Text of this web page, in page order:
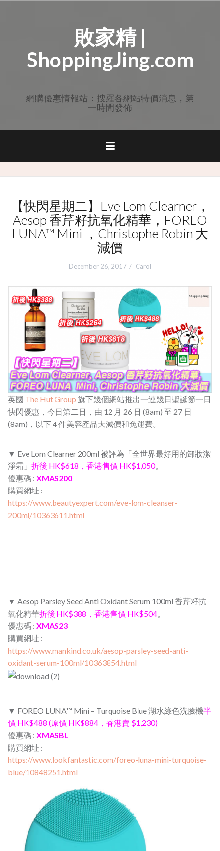
敗家精 |
ShoppingJing.com
網購優惠情報站：搜羅各網站特價消息，第
一時間發佈
【快閃星期二】Eve Lom Clearner，
Aesop 香芹籽抗氧化精華，FOREO
LUNA™ Mini ，Christophe Robin 大
減價
December 26, 2017 Carol
英國 The Hut Group 旗下幾個網站推出一連幾日聖誕節一日
快閃優惠，今日第二日，由 12 月 26 日 (8am) 至 27 日
(8am)，以下 4 件美容產品大減價和免運費。
▼ Eve Lom Clearner 200ml 被評為「全世界最好用的卸妝潔
淨霜」 折後 HK$618，香港售價 HK$1,050。
優惠碼 : XMAS200
購買網址 :
https://www.beautyexpert.com/eve-lom-cleanser-
200ml/10363611.html
▼ Aesop Parsley Seed Anti Oxidant Serum 100ml 香芹籽抗
氧化精華折後 HK$388，香港售價 HK$504
優惠碼 : XMAS23
購買網址 :
https://www.mankind.co.uk/aesop-parsley-seed-anti-
oxidant-serum-100ml/10363854.html
▼ FOREO LUNA™ Mini – Turquoise Blue湖水綠色洗臉機半
價 HK$488 (原價 HK$884，香港賣 $1,230)
優惠碼 : XMASBL
購買網址 :
https://www.lookfantastic.com/foreo-luna-mini-turquoise-
blue/10848251.html